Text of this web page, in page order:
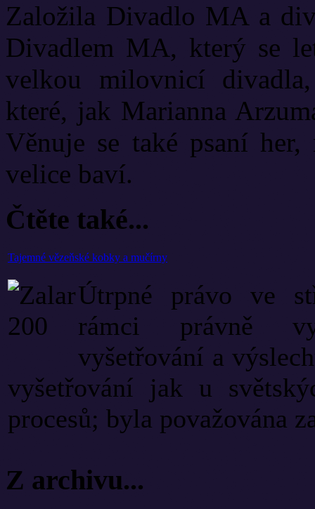
Založila Divadlo MA a
Divadlem MA, který se
velkou milovnicí
které, jak Marianna
Věnuje se také psaní
velice baví.
Čtěte také...
Tajemné vězeňské kobky a mučírny
Útrpné právo ve
rámci právně
vyšetřování a
vyšetřování jak u
procesů; byla považována
Z archivu...